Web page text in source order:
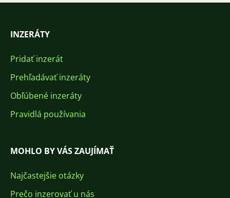
INZERÁTY
Pridať inzerát
Prehľadávať inzeráty
Obľúbené inzeráty
Pravidlá používania
MOHLO BY VÁS ZAUJÍMAŤ
Najčastejšie otázky
Prečo inzerovať u nás